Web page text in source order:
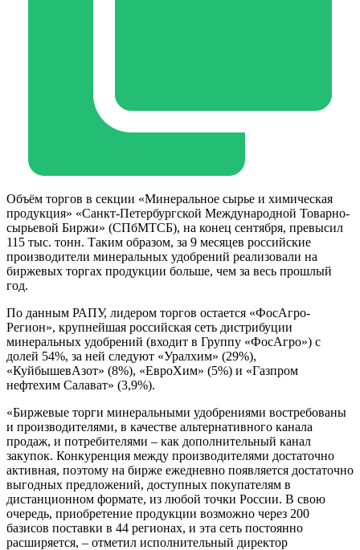
Объём торгов в секции «Минеральное сырье и химическая
продукция» «Санкт-Петербургской Международной Товарно-
сырьевой Биржи» (СПбМТСБ), на конец сентября, превысил
115 тыс. тонн. Таким образом, за 9 месяцев российские
производители минеральных удобрений реализовали на
биржевых торгах продукции больше, чем за весь прошлый
год.
По данным РАПУ, лидером торгов остается «ФосАгро-
Регион», крупнейшая российская сеть дистрибуции
минеральных удобрений (входит в Группу «ФосАгро») с
долей 54%, за ней следуют «Уралхим» (29%),
«КуйбышевАзот» (8%), «ЕвроХим» (5%) и «Газпром
нефтехим Салават» (3,9%).
«Биржевые торги минеральными удобрениями востребованы
и производителями, в качестве альтернативного канала
продаж, и потребителями – как дополнительный канал
закупок. Конкуренция между производителями достаточно
активная, поэтому на бирже ежедневно появляется достаточно
выгодных предложений, доступных покупателям в
дистанционном формате, из любой точки России. В свою
очередь, приобретение продукции возможно через 200
базисов поставки в 44 регионах, и эта сеть постоянно
расширяется, – отметил исполнительный директор